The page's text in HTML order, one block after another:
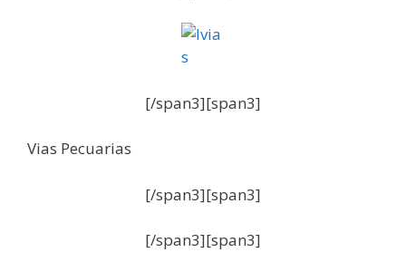
[/span3][span3]
Vias Pecuarias
[/span3][span3]
[/span3][span3]